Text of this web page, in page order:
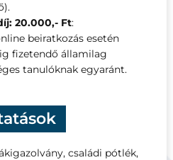
20.000,- Ft:
beiratkozás esetén
fizetendő államilag
tanulóknak egyaránt.
családi pótlék,